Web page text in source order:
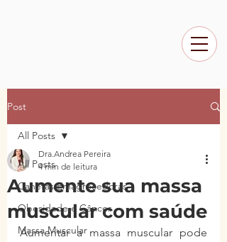
Post
All Posts
Canetas Emagrecedoras
Obesidade e Câncer
Massa Muscular
All Posts
Aumente sua massa
muscular com saúde
Dra.Andrea Pereira
4 min de leitura
Aumentar a massa muscular pode